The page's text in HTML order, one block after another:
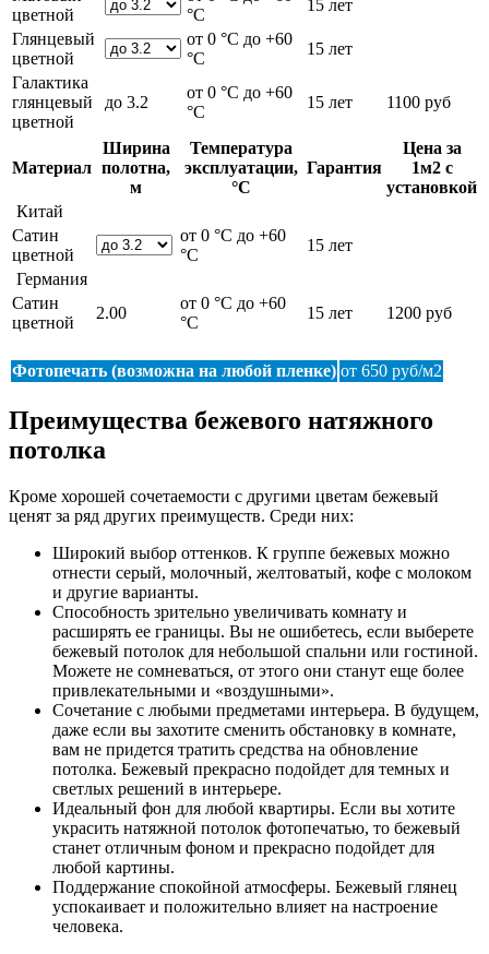
цветной
°С
15 лет
Глянцевый
цветной
от 0 °С до +60
°С
15 лет
Галактика
глянцевый
цветной
до 3.2
от 0 °С до +60
°С
15 лет 1100 руб
Материал
Ширина
полотна,
м
Температура
эксплуатации,
°С
Гарантия
Цена за
1м2 с
установкой
Китай
Сатин
цветной
от 0 °С до +60
°С
15 лет
Германия
Сатин
цветной
2.00
от 0 °С до +60
°С
15 лет 1200 руб
Фотопечать (возможна на любой пленке) от 650 руб/м2
Преимущества бежевого натяжного
потолка
Кроме хорошей сочетаемости с другими цветам бежевый
ценят за ряд других преимуществ. Среди них:
Широкий выбор оттенков. К группе бежевых можно
отнести серый, молочный, желтоватый, кофе с молоком
и другие варианты.
Способность зрительно увеличивать комнату и
расширять ее границы. Вы не ошибетесь, если выберете
бежевый потолок для небольшой спальни или гостиной.
Можете не сомневаться, от этого они станут еще более
привлекательными и «воздушными».
Сочетание с любыми предметами интерьера. В будущем,
даже если вы захотите сменить обстановку в комнате,
вам не придется тратить средства на обновление
потолка. Бежевый прекрасно подойдет для темных и
светлых решений в интерьере.
Идеальный фон для любой квартиры. Если вы хотите
украсить натяжной потолок фотопечатью, то бежевый
станет отличным фоном и прекрасно подойдет для
любой картины.
Поддержание спокойной атмосферы. Бежевый глянец
успокаивает и положительно влияет на настроение
человека.